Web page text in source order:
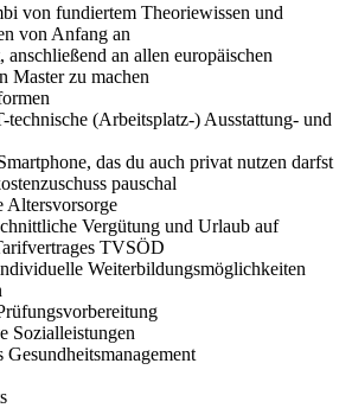
von fundiertem Theoriewissen und
von Anfang an
an allen europäischen
Master zu machen
technische (Arbeitsplatz-) Ausstattung- und
das du auch privat nutzen darfst
pauschal
Altersvorsorge
Vergütung und Urlaub auf
TVSÖD
Weiterbildungsmöglichkeiten
Sozialleistungen
Gesundheitsmanagement